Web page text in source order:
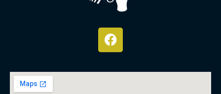
F
a
c
e